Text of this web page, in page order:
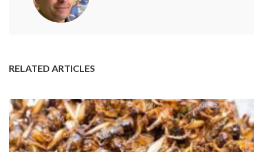
RELATED ARTICLES